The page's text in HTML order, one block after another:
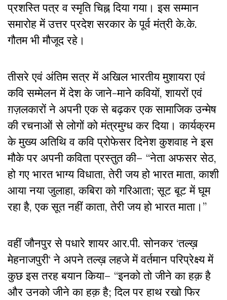
प्रशस्ति पत्र व स्मृति चिह्न दिया गया। इस सम्मान
समारोह में उत्तर प्रदेश सरकार के पूर्व मंत्री के.के.
गौतम भी मौजूद रहे।
तीसरे एवं अंतिम सत्र में अखिल भारतीय मुशायरा एवं
कवि सम्मेलन में देश के जाने-माने कवियों, शायरों एवं
ग़ज़लकारों ने अपनी एक से बढ़कर एक सामाजिक उन्मेष
की रचनाओं से लोगों को मंत्रमुग्ध कर दिया। कार्यक्रम
के मुख्य अतिथि व कवि प्रोफेसर दिनेश कुशवाह ने इस
मौके पर अपनी कविता प्रस्तुत की– “नेता अफसर सेठ,
हो गए भारत भाग्य विधाता, तेरी जय हो भारत माता, काशी
आया नया जुलाहा, कबिरा को गरिआता; सूट बूट में घूम
रहा है, एक सूत नहीं काता, तेरी जय हो भारत माता।”
वहीं जौनपुर से पधारे शायर आर.पी. सोनकर ‘तल्ख़
मेहनाजपुरी‘ ने अपने तल्ख़ लहजे में वर्तमान परिप्रेक्ष्य में
कुछ इस तरह बयान किया– “इनको तो जीने का हक़ है
और उनको जीने का हक़ है; दिल पर हाथ रखो फिर